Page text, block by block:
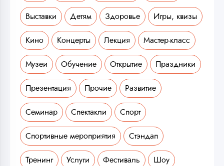
Выставки Детям Здоровье Игры, квизы
Кино Концерты Лекция Мастер-класс
Музеи Обучение Открытие Праздники
Презентация Прочие Развитие
Семинар Спектакли Спорт
Спортивные мероприятия Стэндап
Тренинг Услуги Фестиваль Шоу